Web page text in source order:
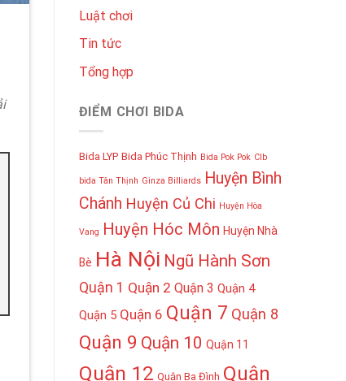
Luật chơi
Tin tức
Tổng hợp
ĐIỂM CHƠI BIDA
Bida LYP Bida Phúc Thịnh Bida Pok Pok Clb
bida Tân Thịnh Ginza Billiards Huyện Bình
Chánh Huyện Củ Chi Huyện Hòa
Vang Huyện Hóc Môn Huyện Nhà
Bè Hà Nội Ngũ Hành Sơn
Quận 1 Quận 2 Quận 3 Quận 4
Quận 5 Quận 6 Quận 7 Quận 8
Quận 9 Quận 10 Quận 11
Quận 12 Quận Ba Đình Quận